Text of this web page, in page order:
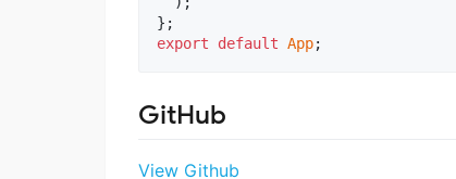
} ;
export
default App;
GitHub
View Github